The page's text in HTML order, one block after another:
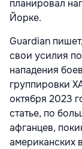
планировал
Йорке.
Guardian
свои усилия
нападения
группировки
октября 2023
статье, по
афганцев,
американских